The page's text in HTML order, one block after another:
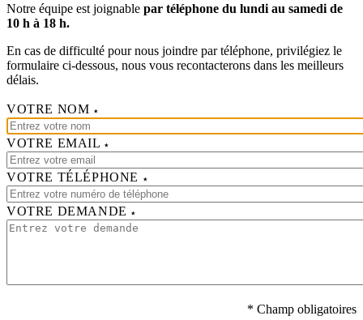
Notre équipe est joignable par téléphone du lundi au samedi de
10 h à 18 h.
En cas de difficulté pour nous joindre par téléphone, privilégiez le
formulaire ci-dessous, nous vous recontacterons dans les meilleurs
délais.
VOTRE NOM
VOTRE EMAIL
VOTRE TÉLÉPHONE
VOTRE DEMANDE
* Champ obligatoires